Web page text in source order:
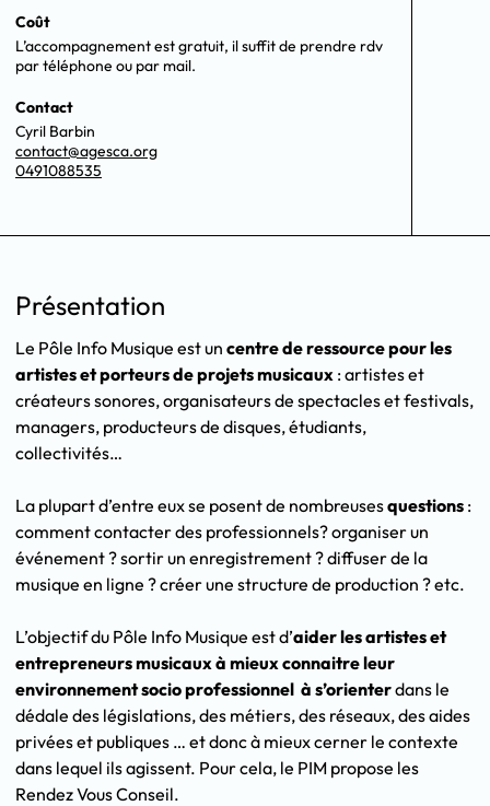
Coût
L’accompagnement est gratuit, il suffit de prendre rdv
par téléphone ou par mail.
Contact
Cyril Barbin
contact@agesca.org
0491088535
Présentation
Le Pôle Info Musique est un centre de ressource pour les
artistes et porteurs de projets musicaux : artistes et
créateurs sonores, organisateurs de spectacles et festivals,
managers, producteurs de disques, étudiants,
collectivités…
La plupart d’entre eux se posent de nombreusesquestions :
comment contacter des professionnels? organiser un
événement ? sortir un enregistrement ? diffuser de la
musique en ligne ? créer une structure de production ? etc.
L’objectif du Pôle Info Musique est d’aider les artistes et
entrepreneurs musicaux à mieux connaitre leur
environnement socio professionnel à s’orienterdans le
dédale des législations, des métiers, des réseaux, des aides
privées et publiques … et donc à mieux cerner le contexte
dans lequel ils agissent. Pour cela, le PIM propose les
Rendez Vous Conseil.